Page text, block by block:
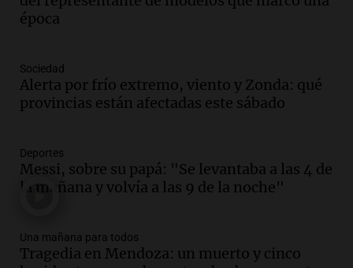
celebración única: 30.000 turistas y el
Episodios
Audio. Borges, abogada de Pourrain:
"Tres hombres se lo llevaron para
Una mañana para todos
Episodios
Audio.Voluntarios limpiaron 9.000
Una mañana para todos
Episodios
época
Sociedad
Alerta por frío extremo, viento y Zonda: qué
provincias están afectadas este sábado
Deportes
Messi, sobre su papá: "Se levantaba a las 4 de
la mañana y volvía a las 9 de la noche"
Una mañana para todos
Tragedia en Mendoza: un muerto y cinco